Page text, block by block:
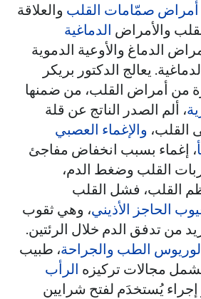
أمراض صمّامات القلب والعلاقة
والأمراض الدماغية
الدماغ والأوعية الدموية
يعالج الدكتور بريكر
من أمراض القلب، من ضمنها
، ألم الصدر الناتج عن قلة
القلب، والإغماء العصبي
، إغماء بسبب انخفاض مفاجئ
القلب وضغط الدم،
القلب، فشل القلب
الحاجز الأذيني، وهي ثقوب
من تدفق الدم خلال الرئتين.
الطب والجراحة، طبيب
مجالات تركيزه الرأب
إجراء يُستخدَم لفتح شرايين